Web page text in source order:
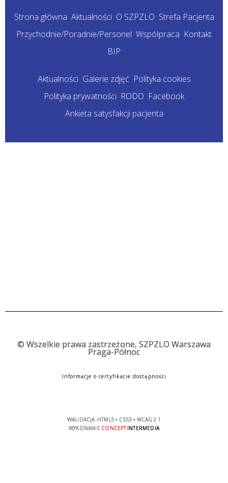
Strona główna Aktualności O SZPZLO Strefa Pacjenta
Przychodnie/Poradnie/Personel Współpraca Kontakt
BIP
Aktualności Galerie zdjęć Polityka cookies
Polityka prywatności RODO Facebook
Ankieta satysfakcji pacjenta
© Wszelkie prawa zastrzeżone, SZPZLO Warszawa
Praga-Północ
Informacje o certyfikacie dostępności
WALIDACJA: HTML5+ CSS3 + WCAG 2.1
WYKONANIE CONCEPTINTERMEDIA